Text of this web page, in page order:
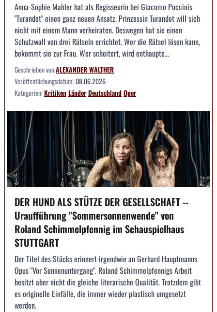
Anna-Sophie Mahler hat als Regisseurin bei Giacomo Puccinis
"Turandot" einen ganz neuen Ansatz. Prinzessin Turandot will sich
nicht mit einem Mann verheiraten. Deswegen hat sie einen
Schutzwall von drei Rätseln errichtet. Wer die Rätsel lösen kann,
bekommt sie zur Frau. Wer scheitert, wird enthaupte...
Geschrieben vonALEXANDER WALTHER
Veröffentlichungsdatum:08.06.2026
Kategorien:KritikenLänderDeutschlandOper
DER HUND ALS STÜTZE DER GESELLSCHAFT --
Uraufführung "Sommersonnenwende" von
Roland Schimmelpfennig im Schauspielhaus
STUTTGART
Der Titel des Stücks erinnert irgendwie an Gerhard Hauptmanns
Opus "Vor Sonnenuntergang". Roland Schimmelpfennigs Arbeit
besitzt aber nicht die gleiche literarische Qualität. Trotzdem gibt
es originelle Einfälle, die immer wieder plastisch umgesetzt
werden.